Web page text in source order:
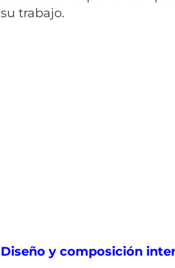
su trabajo.
Diseño y composición